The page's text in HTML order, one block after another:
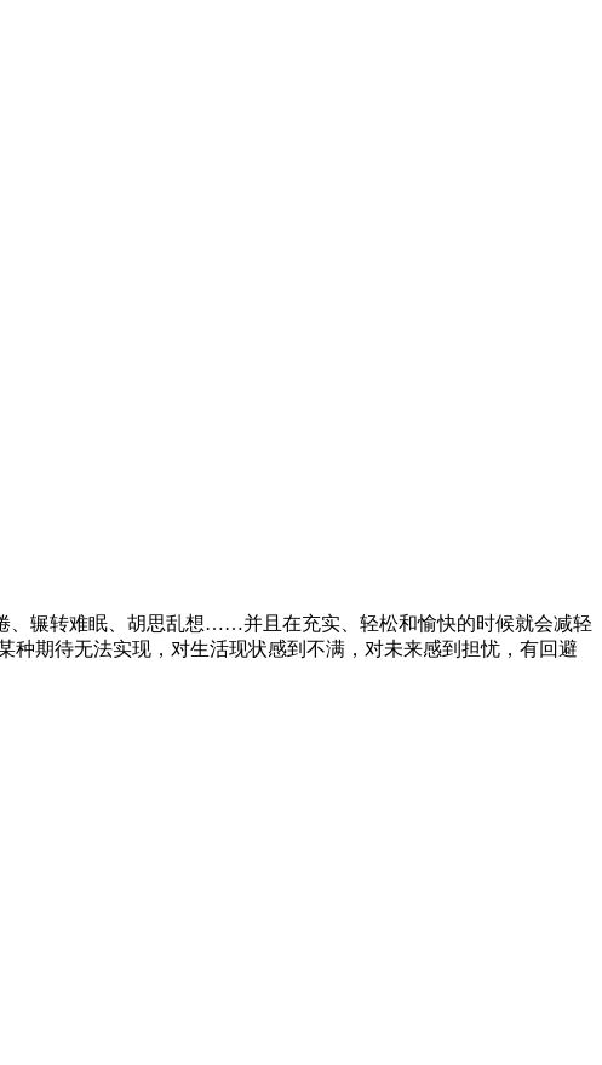
、辗转难眠、胡思乱想……并且在充实、轻松和愉快的时候就会减轻
种期待无法实现，对生活现状感到不满，对未来感到担忧，有回避